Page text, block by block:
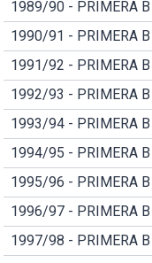
1989/90 - PRIMERA B
1990/91 - PRIMERA B
1991/92 - PRIMERA B
1992/93 - PRIMERA B
1993/94 - PRIMERA B
1994/95 - PRIMERA B
1995/96 - PRIMERA B
1996/97 - PRIMERA
1997/98 - PRIMERA